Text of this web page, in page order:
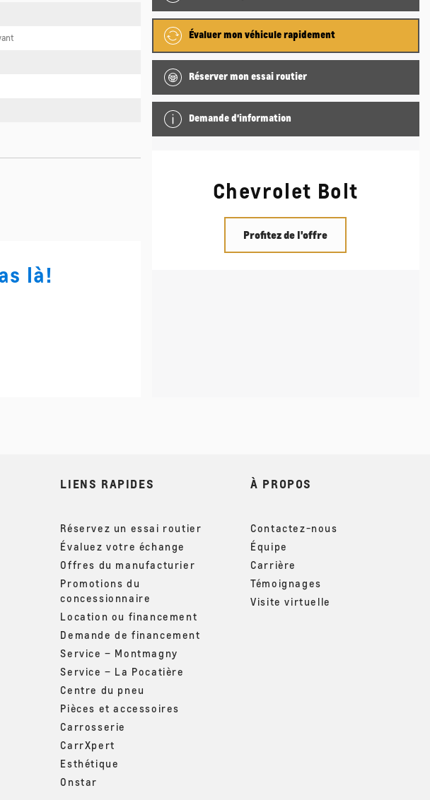
là!
Évaluer mon véhicule rapidement
Réserver mon essai routier
Demande d'information
Chevrolet Bolt
Profitez de l'offre
LIENS RAPIDES
Réservez un essai routier
Évaluez votre échange
Offres du manufacturier
Promotions du
concessionnaire
Location ou financement
Demande de financement
Service – Montmagny
Service – La Pocatière
Centre du pneu
Pièces et accessoires
Carrosserie
CarrXpert
Esthétique
Onstar
À PROPOS
Contactez-nous
Équipe
Carrière
Témoignages
Visite virtuelle